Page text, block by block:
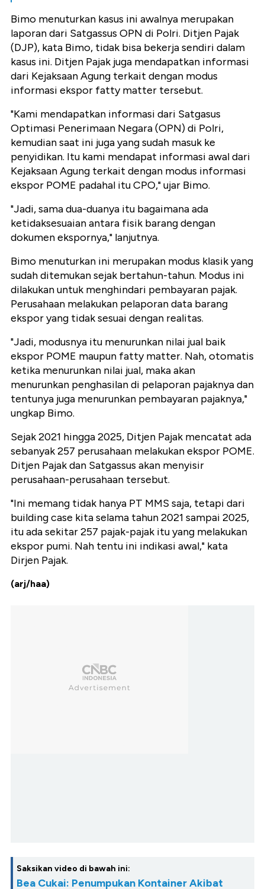
Bimo menuturkan kasus ini awalnya merupakan
laporan dari Satgassus OPN di Polri. Ditjen Pajak
(DJP), kata Bimo, tidak bisa bekerja sendiri dalam
kasus ini. Ditjen Pajak juga mendapatkan informasi
dari Kejaksaan Agung terkait dengan modus
informasi ekspor fatty matter tersebut.
"Kami mendapatkan informasi dari Satgasus
Optimasi Penerimaan Negara (OPN) di Polri,
kemudian saat ini juga yang sudah masuk ke
penyidikan. Itu kami mendapat informasi awal dari
Kejaksaan Agung terkait dengan modus informasi
ekspor POME padahal itu CPO," ujar Bimo.
"Jadi, sama dua-duanya itu bagaimana ada
ketidaksesuaian antara fisik barang dengan
dokumen ekspornya," lanjutnya.
Bimo menuturkan ini merupakan modus klasik yang
sudah ditemukan sejak bertahun-tahun. Modus ini
dilakukan untuk menghindari pembayaran pajak.
Perusahaan melakukan pelaporan data barang
ekspor yang tidak sesuai dengan realitas.
"Jadi, modusnya itu menurunkan nilai jual baik
ekspor POME maupun fatty matter. Nah, otomatis
ketika menurunkan nilai jual, maka akan
menurunkan penghasilan di pelaporan pajaknya dan
tentunya juga menurunkan pembayaran pajaknya,"
ungkap Bimo.
Sejak 2021 hingga 2025, Ditjen Pajak mencatat ada
sebanyak 257 perusahaan melakukan ekspor POME.
Ditjen Pajak dan Satgassus akan menyisir
perusahaan-perusahaan tersebut.
"Ini memang tidak hanya PT MMS saja, tetapi dari
building case kita selama tahun 2021 sampai 2025,
itu ada sekitar 257 pajak-pajak itu yang melakukan
ekspor pumi. Nah tentu ini indikasi awal," kata
Dirjen Pajak.
(arj/haa)
Saksikan video di bawah ini:
Bea Cukai: Penumpukan Kontainer Akibat